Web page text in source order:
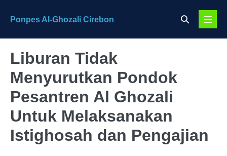
Ponpes Al-Ghozali Cirebon
Search
Menu
Liburan Tidak
Menyurutkan Pondok
Pesantren Al Ghozali
Untuk Melaksanakan
Istighosah dan Pengajian